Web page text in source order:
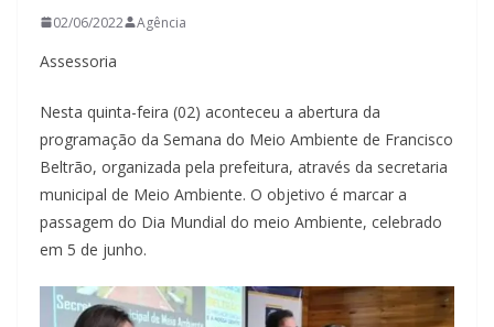
02/06/2022 Agência
Assessoria
Nesta quinta-feira (02) aconteceu a abertura da
programação da Semana do Meio Ambiente de Francisco
Beltrão, organizada pela prefeitura, através da secretaria
municipal de Meio Ambiente. O objetivo é marcar a
passagem do Dia Mundial do meio Ambiente, celebrado
em 5 de junho.